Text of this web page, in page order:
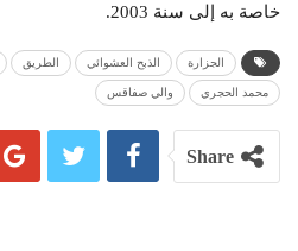
خاصة به إلى سنة 2003.
الجزارة الذبح العشوائي الطريق
محمد الحجري والي صفاقس
Share